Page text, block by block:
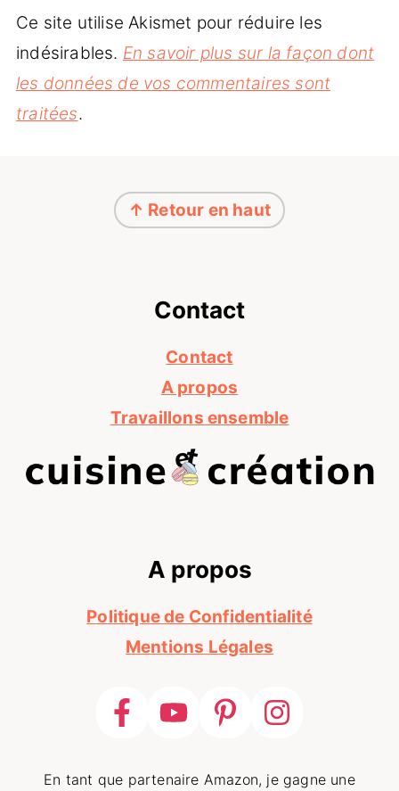
Ce site utilise Akismet pour réduire les
indésirables. En savoir plus sur la façon dont
les données de vos commentaires sont
traitées.
↑ Retour en haut
Contact
Contact
A propos
Travaillons ensemble
A propos
Politique de Confidentialité
Mentions Légales
En tant que partenaire Amazon, je gagne une